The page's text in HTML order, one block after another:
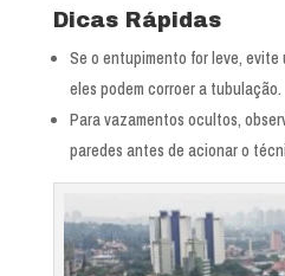
Dicas Rápidas
Se o entupimento for leve,
eles podem corroer a tubulação.
Para vazamentos ocultos,
paredes antes de acionar o